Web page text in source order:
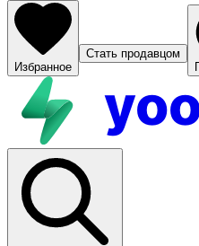
Избранное
Стать продавцом